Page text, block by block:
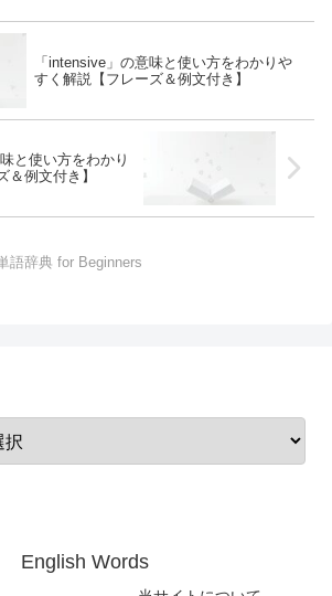
「intensive」の意味と使い方をわかりや
すく解説【フレーズ＆例文付き】
と使い方をわかり
＆例文付き】
語辞典 for Beginners
English Words